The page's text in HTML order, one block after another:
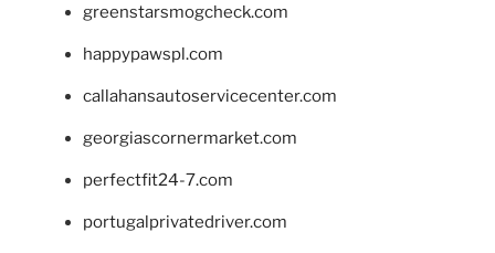
greenstarsmogcheck.com
happypawspl.com
callahansautoservicecenter.com
georgiascornermarket.com
perfectfit24-7.com
portugalprivatedriver.com